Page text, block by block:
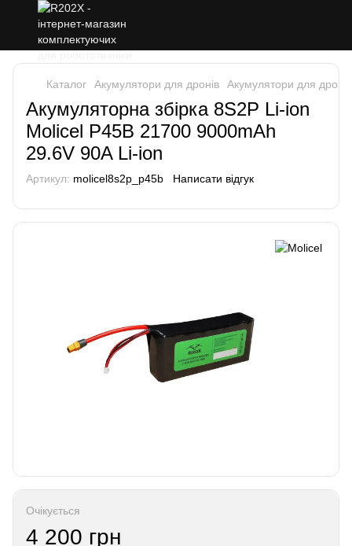
Каталог Акумулятори для дронів Акумулятори для
Акумуляторна збірка 8S2P Li-ion
Molicel P45B 21700 9000mAh
29.6V 90A Li-ion
Артикул: molicel8s2p_p45b Написати відгук
Очікується
4 200 грн